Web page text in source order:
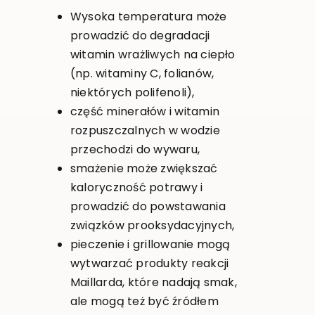
Wysoka temperatura może
prowadzić do degradacji
witamin wrażliwych na ciepło
(np. witaminy C, folianów,
niektórych polifenoli),
część minerałów i witamin
rozpuszczalnych w wodzie
przechodzi do wywaru,
smażenie może zwiększać
kaloryczność potrawy i
prowadzić do powstawania
związków prooksydacyjnych,
pieczenie i grillowanie mogą
wytwarzać produkty reakcji
Maillarda, które nadają smak,
ale mogą też być źródłem